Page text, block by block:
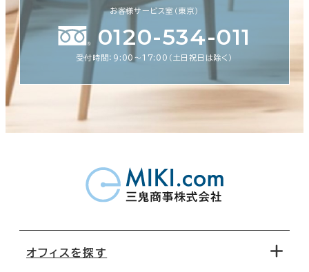
お客様サービス室（東京）
0120-534-011
受付時間：9:00〜17:00（土日祝日は除く）
オフィスを探す